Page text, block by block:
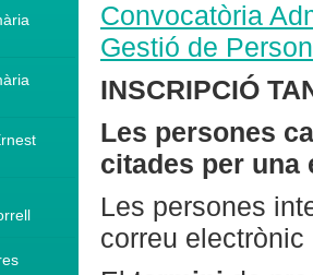
Convocatòria
Gestió de
INSCRIPCIÓ
Les persones
citades per una
Les persones
correu